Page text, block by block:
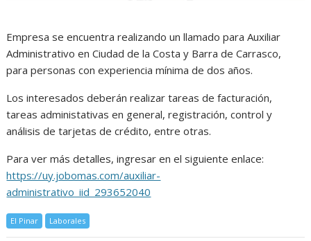
Empresa se encuentra realizando un llamado para Auxiliar
Administrativo en Ciudad de la Costa y Barra de Carrasco,
para personas con experiencia mínima de dos años.
Los interesados deberán realizar tareas de facturación,
tareas administativas en general, registración, control y
análisis de tarjetas de crédito, entre otras.
Para ver más detalles, ingresar en el siguiente enlace:
https://uy.jobomas.com/auxiliar-
administrativo_iid_293652040
El Pinar Laborales